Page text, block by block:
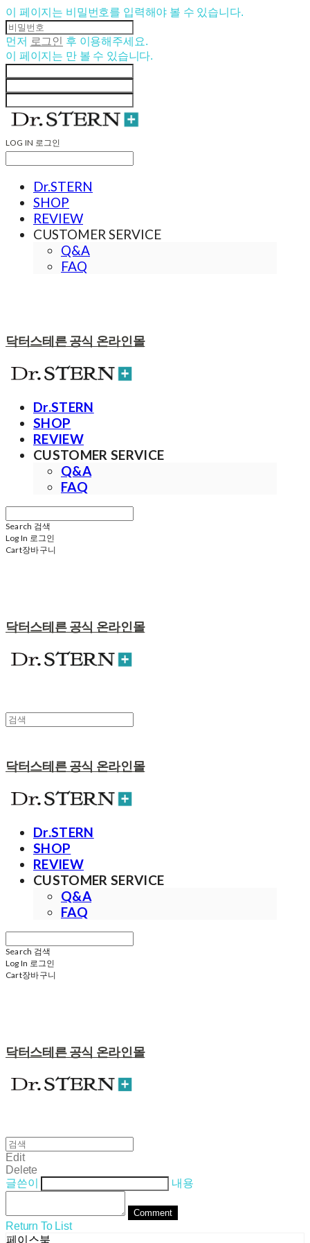
이 페이지는 비밀번호를 입력해야 볼 수 있습니다.
먼저 로그인
후 이용해주세요.
이 페이지는 만 볼 수 있습니다.
LOG IN 로그인
Dr.STERN
SHOP
REVIEW
CUSTOMER SERVICE
Q&A
FAQ
닥터스테른 공식 온라인몰
Dr.STERN
SHOP
REVIEW
CUSTOMER SERVICE
Q&A
FAQ
Search 검색
Log In 로그인
Cart장바구니
닥터스테른 공식 온라인몰
닥터스테른 공식 온라인몰
Dr.STERN
SHOP
REVIEW
CUSTOMER SERVICE
Q&A
FAQ
Search 검색
Log In 로그인
Cart장바구니
닥터스테른 공식 온라인몰
Edit
Delete
글쓴이
내용
Comment
Return To List
페이스북